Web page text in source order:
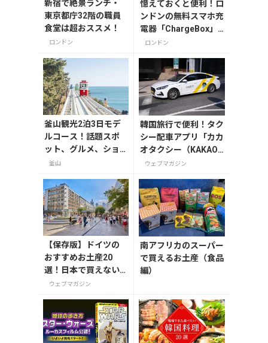
新宿で絶景ランチ・
東京都庁32階の職員
食堂は超おススメ！
ロンドン
憶えておくと便利！ロ
ンドンの無料スマホ充
電器「ChargeBox」
がある場所
ロンドン
釜山観光2泊3日モデ
ルコース！話題スポ
ット、グルメ、ショ
ッピングを満喫
釜山
韓国旅行で便利！タク
シー配車アプリ「カカ
オタクシー（KAKAO
T）」の登録・利用方
ウェブマガジン
【保存版】ドイツの
おすすめお土産20
選！日本で買えない
雑貨からお菓子まで
ウェブマガジン
南アフリカのスーパー
で買えるお土産（食品
編）